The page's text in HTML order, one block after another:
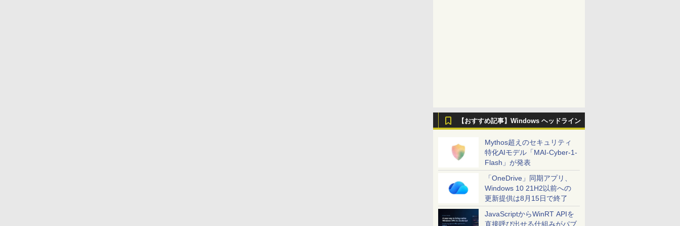
【おすすめ記事】Windows ヘッドライン
Mythos超えのセキュリティ
特化AIモデル「MAI-Cyber-1-
Flash」が発表
「OneDrive」同期アプリ、
Windows 10 21H2以前への
更新提供は8月15日で終了
JavaScriptからWinRT APIを
直接呼び出せる仕組みがパブ